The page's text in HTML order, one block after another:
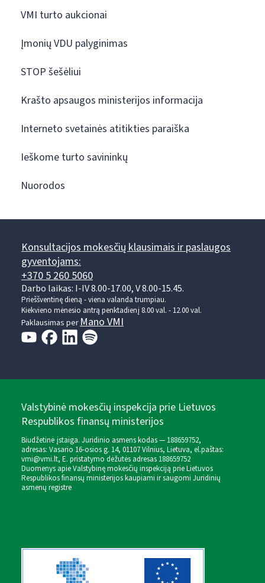
VMI turto aukcionai
Įmonių VDU palyginimas
STOP šešėliui
Krašto apsaugos ministerijos informacija
Interneto svetainės atitikties paraiška
Ieškome turto savininkų
Nuorodos
Konsultacijos mokesčių klausimais ir paslaugos
gyventojams:
+370 5 260 5060
Darbo laikas: I-IV 8.00-17.00, V 8.00-15.45.
Prieššventinę dieną - viena valanda trumpiau.
Kiekvieno mėnesio antrą penktadienį 8.00 val. - 12.00 val.
Paklausimas perMano VMI
Valstybinė mokesčių inspekcija prie Lietuvos
Respublikos finansų ministerijos
Biudžetinė įstaiga. Juridinio asmens kodas — 188659752,
adresas: Vasario 16-osios g. 14, 01107 Vilnius, Lietuva, el.paštas:
vmi@vmi.lt, E. pristatymo dėžutės adresas 188659752
Duomenys apie Valstybinę mokesčių inspekciją prie Lietuvos
Respublikos finansų ministerijos kaupiami ir saugomi Juridinių
asmenų registre